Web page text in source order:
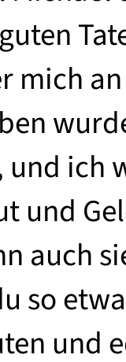
mich
und ich
und
auch
so
und